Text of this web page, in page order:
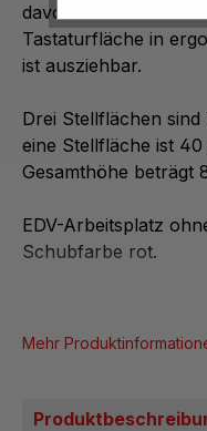
davon 2 feststellbar.
Tastaturfläche in
ist ausziehbar.
Drei Stellflächen
eine Stellfläche ist
Gesamthöhe beträgt
EDV-Arbeitsplatz
Schubfarbe rot.
Mehr